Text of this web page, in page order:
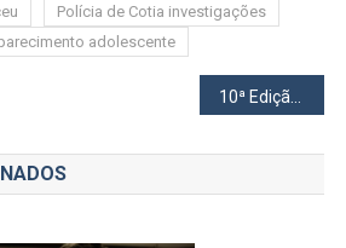
Polícia de Cotia investigações
adolescente